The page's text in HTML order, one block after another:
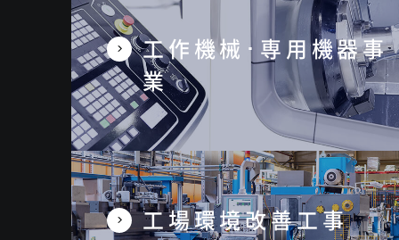
工作機械･専用機器事
業
工場環境改善工事